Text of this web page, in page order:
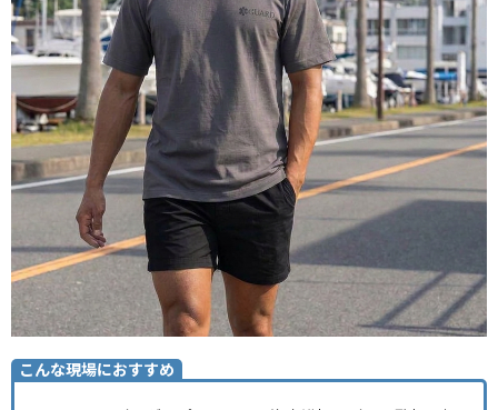
こんな現場におすすめ